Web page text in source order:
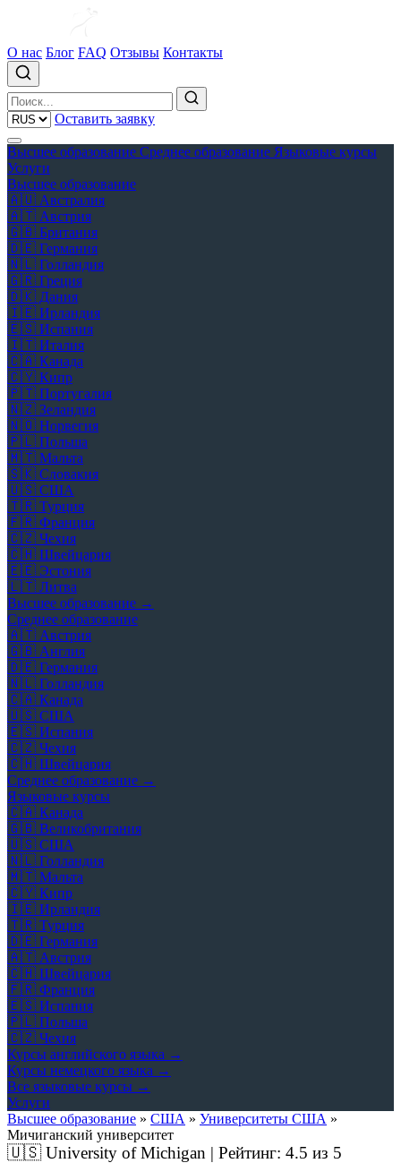
О нас Блог FAQ Отзывы Контакты
Оставить заявку
Высшее образование Среднее образование Языковые курсы
Услуги
Высшее образование
🇦🇺 Австралия
🇦🇹 Австрия
🇬🇧 Британия
🇩🇪 Германия
🇳🇱 Голландия
🇬🇷 Греция
🇩🇰 Дания
🇮🇪 Ирландия
🇪🇸 Испания
🇮🇹 Италия
🇨🇦 Канада
🇨🇾 Кипр
🇵🇹 Португалия
🇳🇿 Зеландия
🇳🇴 Норвегия
🇵🇱 Польша
🇲🇹 Мальта
🇸🇰 Словакия
🇺🇸 США
🇹🇷 Турция
🇫🇷 Франция
🇨🇿 Чехия
🇨🇭 Швейцария
🇪🇪 Эстония
🇱🇹 Литва
Высшее образование →
Среднее образование
🇦🇹 Австрия
🇬🇧 Англия
🇩🇪 Германия
🇳🇱 Голландия
🇨🇦 Канада
🇺🇸 США
🇪🇸 Испания
🇨🇿 Чехия
🇨🇭 Швейцария
Среднее образование →
Языковые курсы
🇨🇦 Канада
🇬🇧 Великобритания
🇺🇸 США
🇳🇱 Голландия
🇲🇹 Мальта
🇨🇾 Кипр
🇮🇪 Ирландия
🇹🇷 Турция
🇩🇪 Германия
🇦🇹 Австрия
🇨🇭 Швейцария
🇫🇷 Франция
🇪🇸 Испания
🇵🇱 Польша
🇨🇿 Чехия
Курсы английского языка →
Курсы немецкого языка →
Все языковые курсы →
Услуги
Высшее образование » США » Университеты США »
Мичиганский университет
🇺🇸University of Michigan | Рейтинг: 4.5 из 5